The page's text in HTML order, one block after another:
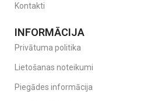
Kontakti
INFORMĀCIJA
Privātuma politika
Lietošanas noteikumi
Piegādes informācija